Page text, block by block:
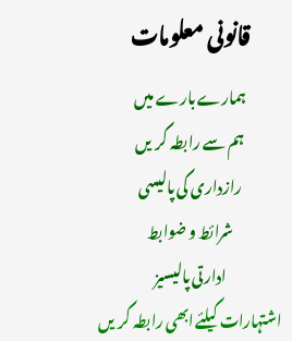
قانونی معلومات
ہمارے بارے میں
ہم سے رابطہ کریں
رازداری کی پالیسی
شرائط و ضوابط
ادارتی پالیسیز
اشتہارات کیلئے ابھی رابطہ کریں